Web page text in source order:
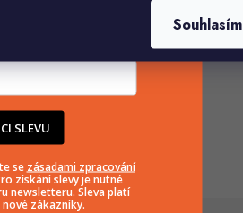
Souhlasím
SLEVU
se zásadami zpracování
získání slevy je nutné
newsletteru. Sleva platí
zákazníky.